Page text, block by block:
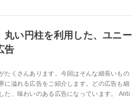
丸い円柱を利用した、ユニー
告
たくさんあります。今回はそんな細長いもの
に溢れる広告をご紹介します。どの広告も細
た、味わいのある広告になっています。 Anti